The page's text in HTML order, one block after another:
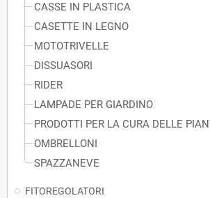
CASSE IN PLASTICA
CASETTE IN LEGNO
MOTOTRIVELLE
DISSUASORI
RIDER
LAMPADE PER GIARDINO
PRODOTTI PER LA CURA DELLE
OMBRELLONI
SPAZZANEVE
FITOREGOLATORI